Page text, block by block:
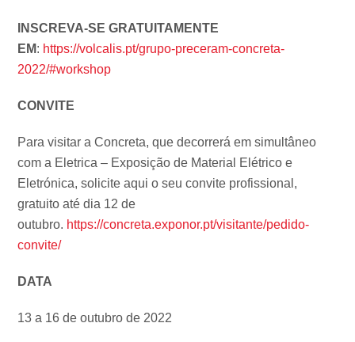
INSCREVA-SE GRATUITAMENTE
EM: https://volcalis.pt/grupo-preceram-concreta-
2022/#workshop
CONVITE
Para visitar a Concreta, que decorrerá em simultâneo
com a Eletrica – Exposição de Material Elétrico e
Eletrónica, solicite aqui o seu convite profissional,
gratuito até dia 12 de
outubro. https://concreta.exponor.pt/visitante/pedido-
convite/
DATA
13 a 16 de outubro de 2022